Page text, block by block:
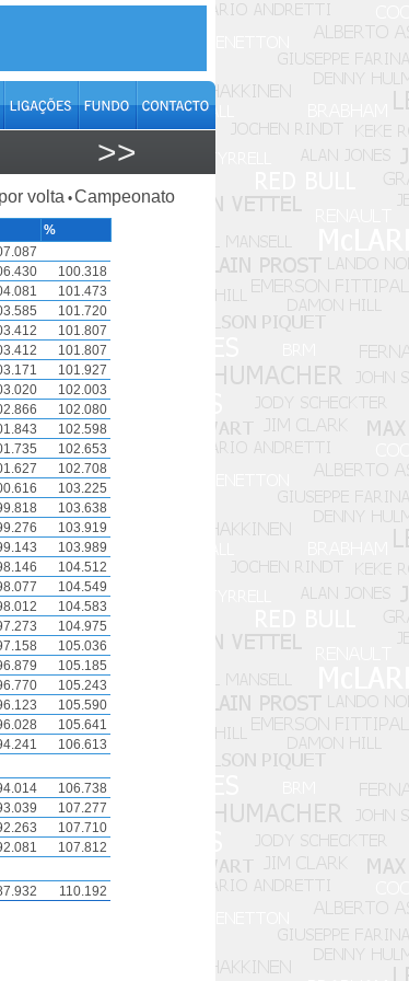
>>
volta •Campeonato
%
100.318
101.473
101.720
101.807
101.807
101.927
102.003
102.080
102.598
102.653
102.708
103.225
103.638
103.919
103.989
104.512
104.549
104.583
104.975
105.036
105.185
105.243
105.590
105.641
106.613
106.738
107.277
107.710
107.812
110.192